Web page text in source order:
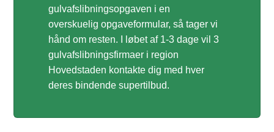
gulvafslibningsopgaven i en
overskuelig opgaveformular, så tager vi
hånd om resten. I løbet af 1-3 dage vil 3
gulvafslibningsfirmaer i region
Hovedstaden kontakte dig med hver
deres bindende supertilbud.